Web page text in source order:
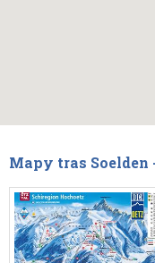
Mapy tras Soelden